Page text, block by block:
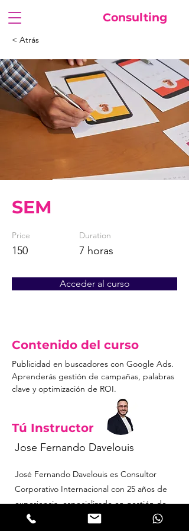
Consulting
< Atrás
SEM
Price
150
Duration
7 horas
Acceder al curso
Contenido del curso
Publicidad en buscadores con Google Ads.
Aprenderás gestión de campañas, palabras
clave y optimización de ROI.
Tú Instructor
Jose Fernando Davelouis
José Fernando Davelouis es Consultor
Corporativo Internacional con 25 años de
experiencia, especializado en gestión de
proyectos, analítica de datos y